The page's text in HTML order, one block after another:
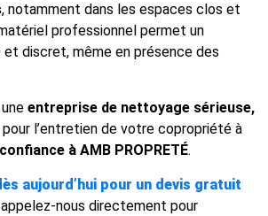
, notamment dans les espaces clos et
professionnel permet un
discret, même en présence des
uneentreprise de nettoyage sérieuse,
pour l’entretien de votre copropriété à
à AMB PROPRETÉ.
aujourd’hui pour un devis gratuit
nous directement pour